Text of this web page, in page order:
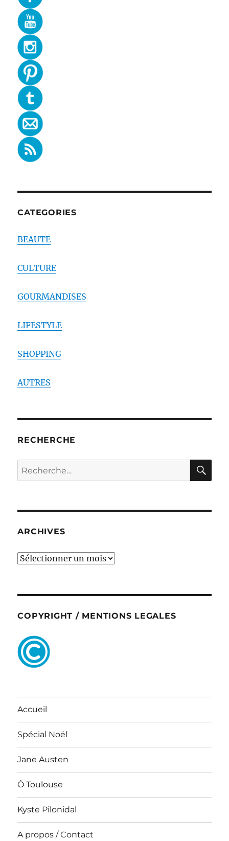
CATEGORIES
BEAUTE
CULTURE
GOURMANDISES
LIFESTYLE
SHOPPING
AUTRES
RECHERCHE
Recherche
pour :
ARCHIVES
ARCHIVES
COPYRIGHT / MENTIONS LEGALES
Accueil
Spécial Noël
Jane Austen
Ô Toulouse
Kyste Pilonidal
A propos / Contact